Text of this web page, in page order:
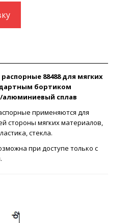
88488 для мягких
бортиком
сплав
применяются для
стороны мягких материалов,
стекла.
при доступе только с